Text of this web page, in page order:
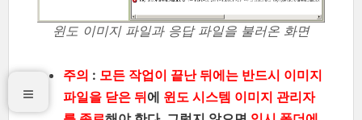
윈도 이미지 파일과 응답 파일을 불러온 화면
주의 : 모든 작업이 끝난 뒤에는 반드시 이미지
파일을 닫은 뒤에 윈도 시스템 이미지 관리자